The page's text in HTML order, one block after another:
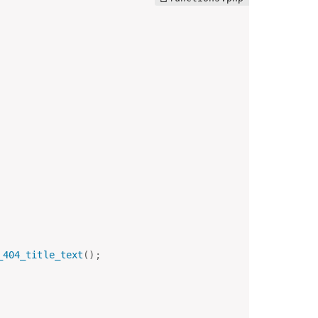
( ) ;